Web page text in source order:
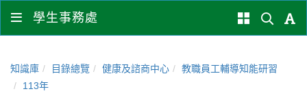
學生事務處
知識庫 目錄總覽 健康及諮商中心
教職員工輔導知能研習
113年